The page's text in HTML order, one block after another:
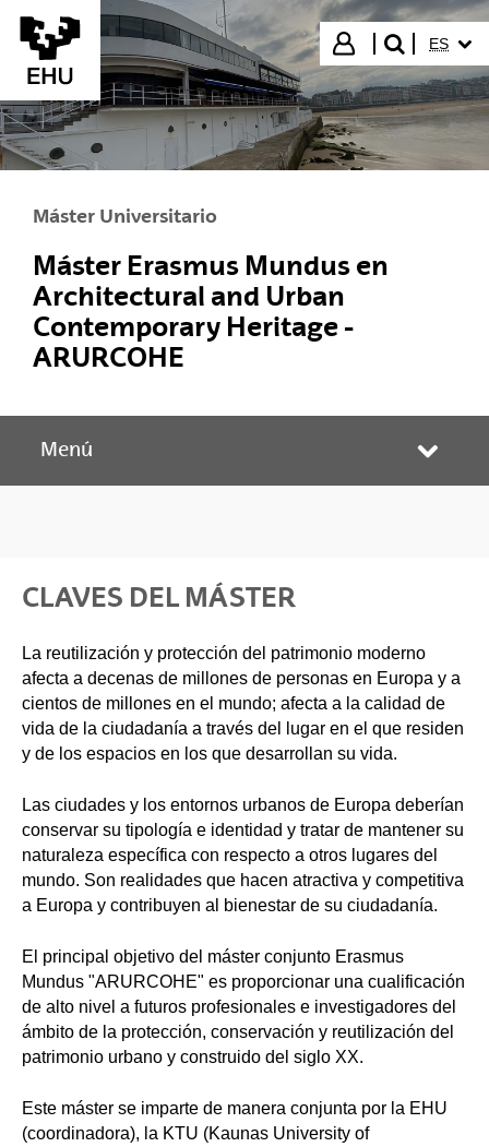
Saltar al contenido principal
Iniciar sesión
buscar"
ES
Máster Universitario
Máster Erasmus Mundus en
Architectural and Urban
Contemporary Heritage -
ARURCOHE
Menú
CLAVES DEL MÁSTER
La reutilización y protección del patrimonio moderno
afecta a decenas de millones de personas en Europa y a
cientos de millones en el mundo; afecta a la calidad de
vida de la ciudadanía a través del lugar en el que residen
y de los espacios en los que desarrollan su vida.
Las ciudades y los entornos urbanos de Europa deberían
conservar su tipología e identidad y tratar de mantener su
naturaleza específica con respecto a otros lugares del
mundo. Son realidades que hacen atractiva y competitiva
a Europa y contribuyen al bienestar de su ciudadanía.
El principal objetivo del máster conjunto Erasmus
Mundus "ARURCOHE" es proporcionar una cualificación
de alto nivel a futuros profesionales e investigadores del
ámbito de la protección, conservación y reutilización del
patrimonio urbano y construido del siglo XX.
Este máster se imparte de manera conjunta por la EHU
(coordinadora), la KTU (Kaunas University of